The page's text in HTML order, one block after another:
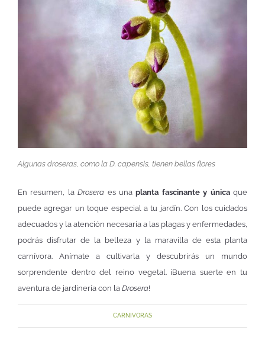
Algunas droseras, como la D. capensis, tienen bellas flores
En resumen, laDrosera es unaplanta fascinante y únicaque
puede agregar un toque especial a tu jardín. Con los cuidados
adecuados y la atención necesaria a las plagas y enfermedades,
podrás disfrutar de la belleza y la maravilla de esta planta
carnívora. Anímate a cultivarla y descubrirás un mundo
sorprendente dentro del reino vegetal. ¡Buena suerte en tu
aventura de jardinería con la Drosera!
CARNIVORAS